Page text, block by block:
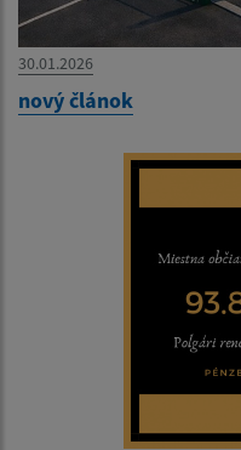
30.01.2026
nový článok